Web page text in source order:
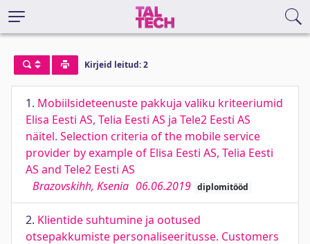
Kirjeid leitud: 2
1. Mobiilsideteenuste pakkuja valiku kriteeriumid
Elisa Eesti AS, Telia Eesti AS ja Tele2 Eesti AS
näitel. Selection criteria of the mobile service
provider by example of Elisa Eesti AS, Telia Eesti
AS and Tele2 Eesti AS
Brazovskihh, Ksenia 06.06.2019 diplomitööd
2. Klientide suhtumine ja ootused
otsepakkumiste personaliseeritusse. Customers